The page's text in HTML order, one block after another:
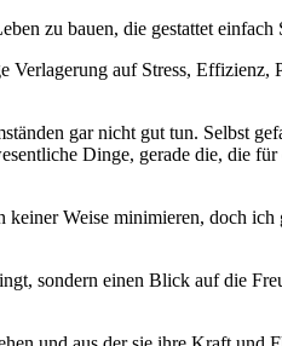
zu bauen, die gestattet
auf Stress, Effizienz,
gar nicht gut tun. Selbst
Dinge, gerade die, die für
Weise minimieren, doch ich
sondern einen Blick auf die